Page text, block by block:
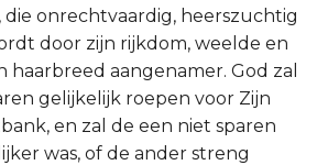
onrechtvaardig, heerszuchtig
door zijn rijkdom, weelde en
haarbreed aangenamer. God zal
gelijkelijk roepen voor Zijn
en zal de een niet sparen
was, of de ander streng